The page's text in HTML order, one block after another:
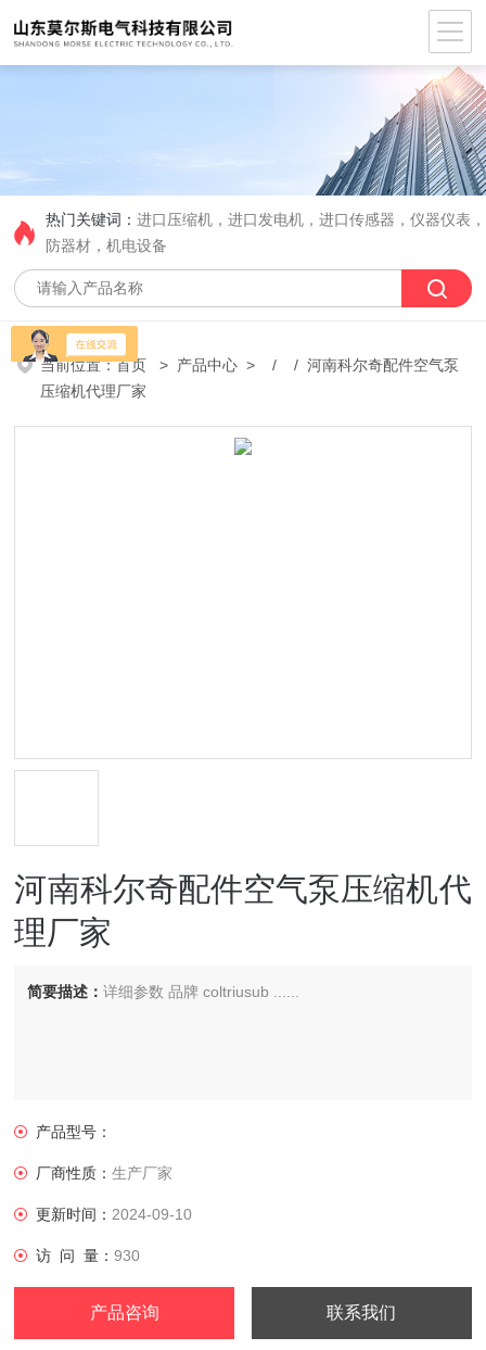
热门关键词：进口压缩机，进口发电机，进口传感器，仪器仪表
防器材，机电设备
当前位置：首页 > 产品中心 > / / 河南科尔奇配件空气泵
压缩机代理厂家
河南科尔奇配件空气泵压缩机代
理厂家
简要描述：详细参数 品牌 coltriusub ......
产品型号：
厂商性质：生产厂家
更新时间： 2024-09-10
访 问 量：930
产品咨询 联系我们